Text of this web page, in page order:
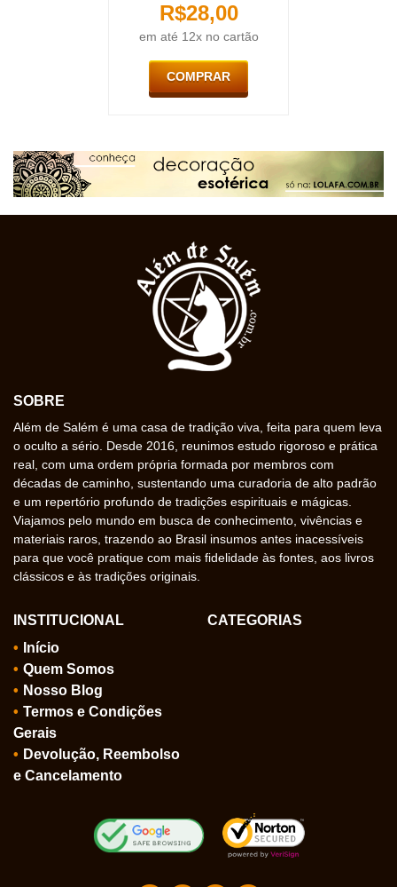
R$28,00
em até 12x no cartão
COMPRAR
SOBRE
Além de Salém é uma casa de tradição viva, feita para quem leva
o oculto a sério. Desde 2016, reunimos estudo rigoroso e prática
real, com uma ordem própria formada por membros com
décadas de caminho, sustentando uma curadoria de alto padrão
e um repertório profundo de tradições espirituais e mágicas.
Viajamos pelo mundo em busca de conhecimento, vivências e
materiais raros, trazendo ao Brasil insumos antes inacessíveis
para que você pratique com mais fidelidade às fontes, aos livros
clássicos e às tradições originais.
INSTITUCIONAL
Início
Quem Somos
Nosso Blog
Termos e Condições
Gerais
Devolução, Reembolso
e Cancelamento
CATEGORIAS